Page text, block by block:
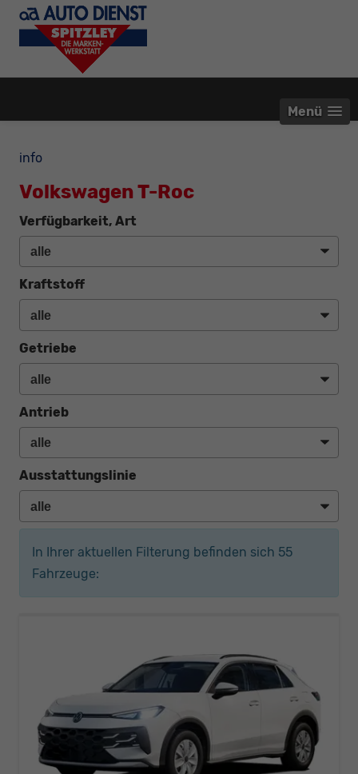
Menü
info
Volkswagen T-Roc
Verfügbarkeit, Art
Kraftstoff
Getriebe
Antrieb
Ausstattungslinie
In Ihrer aktuellen Filterung befinden sich 55
Fahrzeuge: